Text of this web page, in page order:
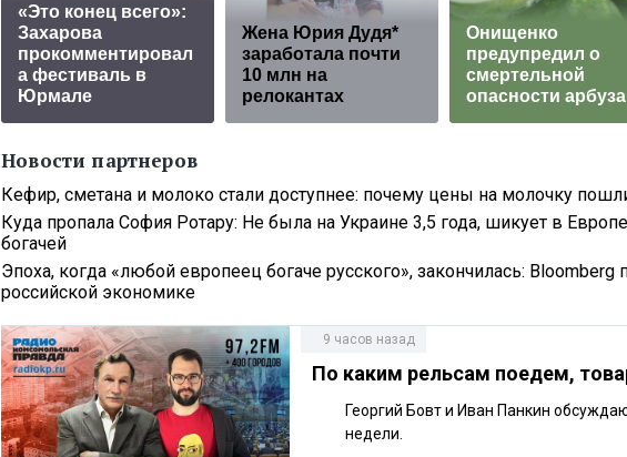
«Это конец всего»:
Захарова
прокомментировал
а фестиваль в
Юрмале
Жена Юрия Дудя*
заработала почти
10 млн на
релокантах
Oнищeнкo
прeдупрeдил o
cмeртeльнoй
oпacнocти aрбузa
Новости партнеров
Кефир, сметана и молоко стали доступнее: почему цены на молочку
Куда пропала София Ротару: Не была на Украине 3,5 года, шикует в
богачей
Эпоха, когда «любой европеец богаче русского», закончилась: Bloomberg
российской экономике
9 часов назад
По каким рельсам поедем,
Георгий Бовт и Иван Панкин
недели.